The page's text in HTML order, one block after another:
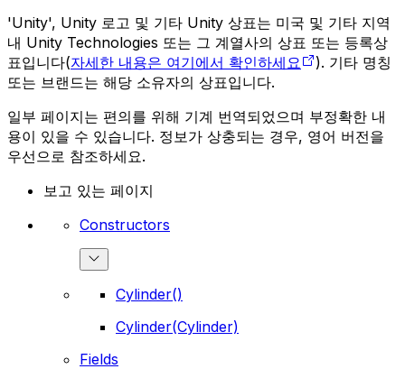
'Unity', Unity 로고 및 기타 Unity 상표는 미국 및 기타 지역
내 Unity Technologies 또는 그 계열사의 상표 또는 등록상
표입니다(자세한 내용은 여기에서 확인하세요
). 기타 명칭
또는 브랜드는 해당 소유자의 상표입니다.
일부 페이지는 편의를 위해 기계 번역되었으며 부정확한 내
용이 있을 수 있습니다. 정보가 상충되는 경우, 영어 버전을
우선으로 참조하세요.
보고 있는 페이지
Constructors
Cylinder()
Cylinder(Cylinder)
Fields